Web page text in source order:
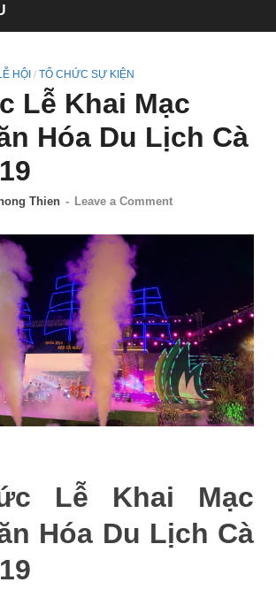
HỘI / TỔ CHỨC SỰ KIỆN
Lễ Khai Mạc
Hóa Du Lịch Cà
Thien - Leave a Comment
Lễ Khai Mạc
Hóa Du Lịch Cà